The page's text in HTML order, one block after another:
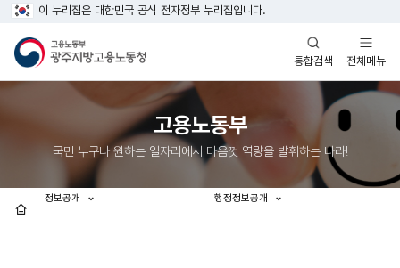
이 누리집은 대한민국 공식 전자정부 누리집입니다.
통합검색
열기
전체메뉴
열기
고용노동부
국민 누구나 원하는 일자리에서 마음껏 역량을 발휘하는 나라!
정보공개 행정정보공개